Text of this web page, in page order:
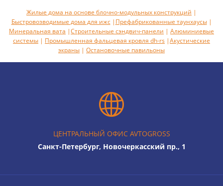
Жилые дома на основе блочно-модульных конструкций |
Быстровозводимые дома для ижс| Префабрикованные таунхаусы|
Минеральная вата |Строительные сэндвич-панели | Алюминиевые
системы | Промышленная фальцевая кровля dh-rs |Акустическиe
экраны | Остановочные павильоны
ЦЕНТРАЛЬНЫЙ ОФИС AVTOGROSS
Санкт-Петербург, Новочеркасский пр., 1